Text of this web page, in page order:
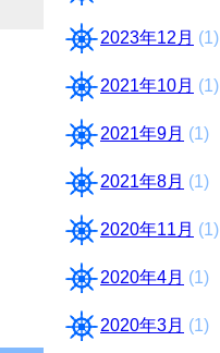
2023年12月 (1)
2021年10月 (1)
2021年9月 (1)
2021年8月 (1)
2020年11月 (1)
2020年4月 (1)
2020年3月 (1)